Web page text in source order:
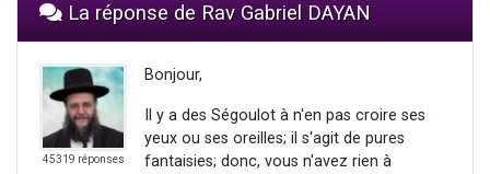
La réponse de Rav Gabriel DAYAN
45319 réponses
Bonjour,
Il y a des Ségoulot à n'en pas croire ses
yeux ou ses oreilles; il s'agit de pures
fantaisies; donc, vous n'avez rien à